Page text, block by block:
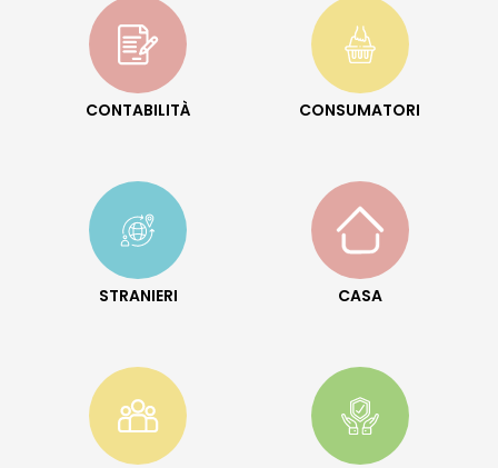
CONTABILITÀ CONSUMATORI
STRANIERI CASA